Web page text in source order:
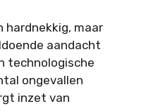
hardnekkig, maar
aandacht
technologische
ongevallen
inzet van